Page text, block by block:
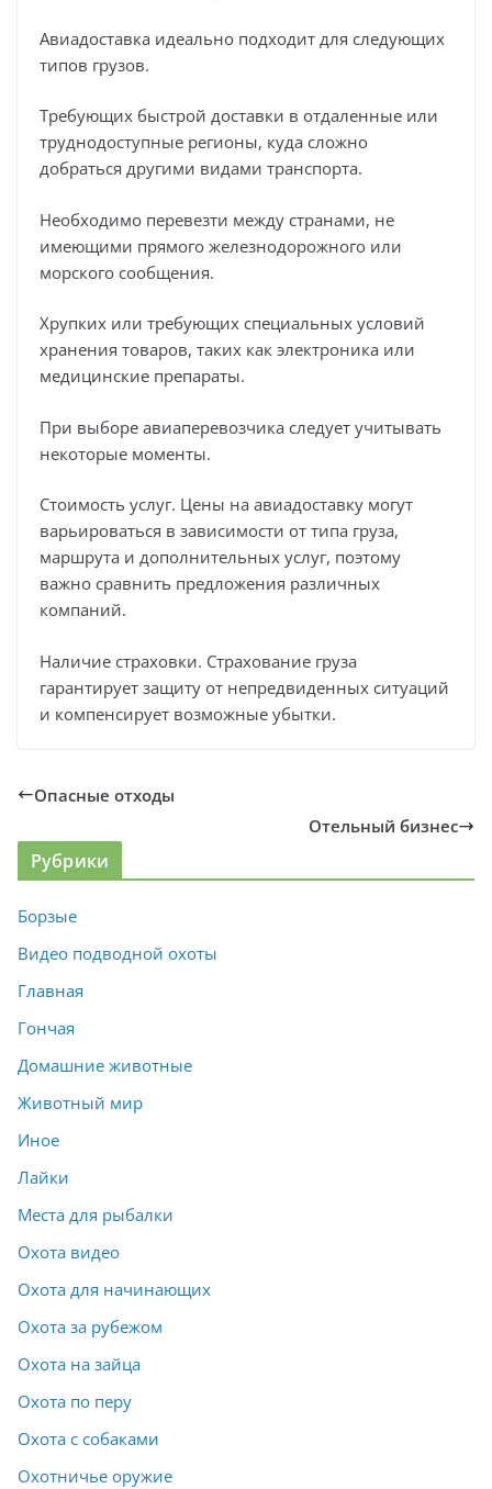
Авиадоставка идеально подходит для следующих
типов грузов.
Требующих быстрой доставки в отдаленные или
труднодоступные регионы, куда сложно
добраться другими видами транспорта.
Необходимо перевезти между странами, не
имеющими прямого железнодорожного или
морского сообщения.
Хрупких или требующих специальных условий
хранения товаров, таких как электроника или
медицинские препараты.
При выборе авиаперевозчика следует учитывать
некоторые моменты.
Стоимость услуг. Цены на авиадоставку могут
варьироваться в зависимости от типа груза,
маршрута и дополнительных услуг, поэтому
важно сравнить предложения различных
компаний.
Наличие страховки. Страхование груза
гарантирует защиту от непредвиденных ситуаций
и компенсирует возможные убытки.
Опасные отходы
Отельный бизнес
Рубрики
Борзые
Видео подводной охоты
Главная
Гончая
Домашние животные
Животный мир
Иное
Лайки
Места для рыбалки
Охота видео
Охота для начинающих
Охота за рубежом
Охота на зайца
Охота по перу
Охота с собаками
Охотничье оружие